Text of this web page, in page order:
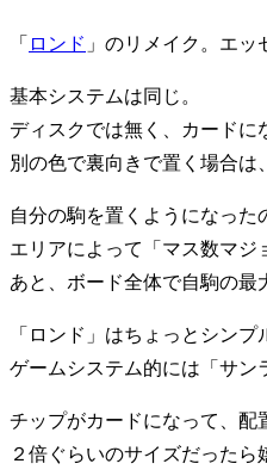
「 ロンド 」のリメイク。エッ
基本システムは同じ。
ディスクでは無く、カードに
別の色で裏向きで置く場合は
自分の駒を置くようになった
エリアによって「マス数マジ
あと、ボード全体で自駒の最
「ロンド」はちょっとシン
ゲームシステム的には「サン
チップがカードになって、配
２倍ぐらいのサイズだったら